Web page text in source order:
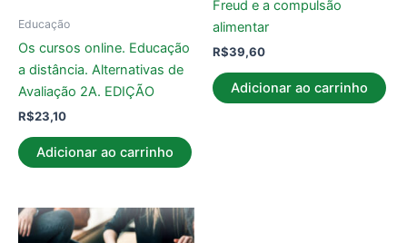
Educação
Os cursos online. Educação
a distância. Alternativas de
Avaliação 2A. EDIÇÃO
R$23,10
Adicionar ao carrinho
Freud e a compulsão
alimentar
R$39,60
Adicionar ao carrinho